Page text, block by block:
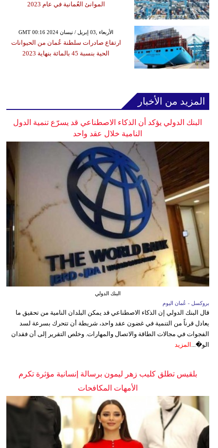
الموانئ العُمانية في عام 2023
GMT 00:16 2024 الأربعاء ,03 إبريل / نيسان
ارتفاع صادرات سلطنة عُمان من الحيوانات
الحية بنسبة 45 بالمائة بنهاية 2023
المزيد من الأخبار
البنك الدولي يؤكد أن الذكاء الاصطناعي قد يسرّع تنمية الدول
النامية خلال عقد واحد
البنك الدولي
بروكسل - عُمان اليوم
قال البنك الدولي إن الذكاء الاصطناعي قد يمكن البلدان النامية من تحقيق ما
يعادل قرناً من التنمية في غضون عقد واحد، شريطة أن تتحرك بسرعة لسد
الفجوات في مجالات الطاقة والاتصال والمهارات. وخلص التقرير إلى أن فقدان
الو�... المزيد
بلقيس تطلق كليب زهر ليمون برسالة إنسانية مؤثرة تكرم
الأمهات المكافحات